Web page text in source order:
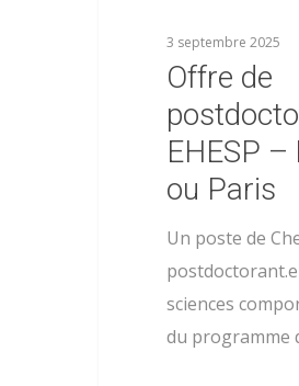
3 septembre 2025
Offre de
EHESP –
ou Paris
Un poste de
sciences
du programme